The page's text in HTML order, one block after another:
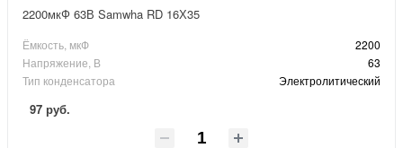
2200мкФ 63В Samwha RD 16Х35
Ёмкость, мкФ
2200
Напряжение, В
63
Тип конденсатора
Электролитический
97 руб.